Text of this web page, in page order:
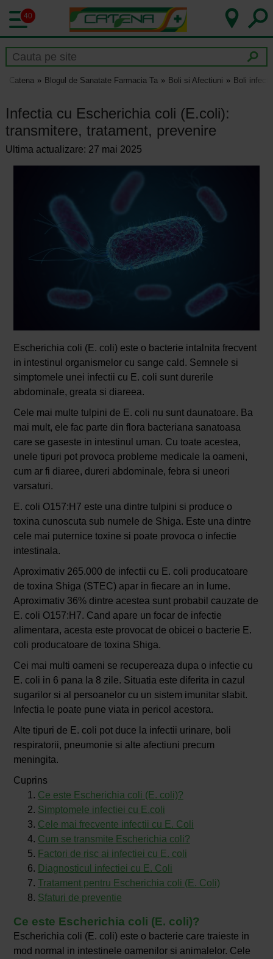
40
Catena Blogul de Sanatate Farmacia Ta Boli si Afectiuni Boli
Infectia cu Escherichia coli (E.coli):
transmitere, tratament, prevenire
Ultima actualizare: 27 mai 2025
Escherichia coli (E. coli) este o bacterie intalnita frecvent
in intestinul organismelor cu sange cald. Semnele si
simptomele unei infectii cu E. coli sunt durerile
abdominale, greata si diareea.
Cele mai multe tulpini de E. coli nu sunt daunatoare. Ba
mai mult, ele fac parte din flora bacteriana sanatoasa
care se gaseste in intestinul uman. Cu toate acestea,
unele tipuri pot provoca probleme medicale la oameni,
cum ar fi diaree, dureri abdominale, febra si uneori
varsaturi.
E. coli O157:H7 este una dintre tulpini si produce o
toxina cunoscuta sub numele de Shiga. Este una dintre
cele mai puternice toxine si poate provoca o infectie
intestinala.
Aproximativ 265.000 de infectii cu E. coli producatoare
de toxina Shiga (STEC) apar in fiecare an in lume.
Aproximativ 36% dintre acestea sunt probabil cauzate de
E. coli O157:H7. Cand apare un focar de infectie
alimentara, acesta este provocat de obicei o bacterie E.
coli producatoare de toxina Shiga.
Cei mai multi oameni se recupereaza dupa o infectie cu
E. coli in 6 pana la 8 zile. Situatia este diferita in cazul
sugarilor si al persoanelor cu un sistem imunitar slabit.
Infectia le poate pune viata in pericol acestora.
Alte tipuri de E. coli pot duce la infectii urinare, boli
respiratorii, pneumonie si alte afectiuni precum
meningita.
Cuprins
Ce este Escherichia coli (E. coli)?
Simptomele infectiei cu E.coli
Cele mai frecvente infectii cu E. Coli
Cum se transmite Escherichia coli?
Factori de risc ai infectiei cu E. coli
Diagnosticul infectiei cu E. Coli
Tratament pentru Escherichia coli (E. Coli)
Sfaturi de preventie
Ce este Escherichia coli (E. coli)?
Escherichia coli (E. coli) este o bacterie care traieste in
mod normal in intestinele oamenilor si animalelor. Cele